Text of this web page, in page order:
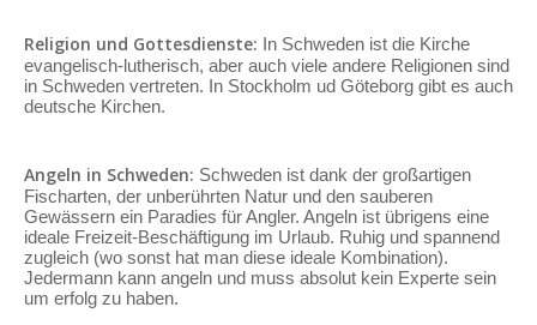
Religion und Gottesdienste: In Schweden ist die Kirche
evangelisch-lutherisch, aber auch viele andere Religionen sind
in Schweden vertreten. In Stockholm ud Göteborg gibt es auch
deutsche Kirchen.
Angeln in Schweden: Schweden ist dank der großartigen
Fischarten, der unberührten Natur und den sauberen
Gewässern ein Paradies für Angler. Angeln ist übrigens eine
ideale Freizeit-Beschäftigung im Urlaub. Ruhig und spannend
zugleich (wo sonst hat man diese ideale Kombination).
Jedermann kann angeln und muss absolut kein Experte sein
um erfolg zu haben.